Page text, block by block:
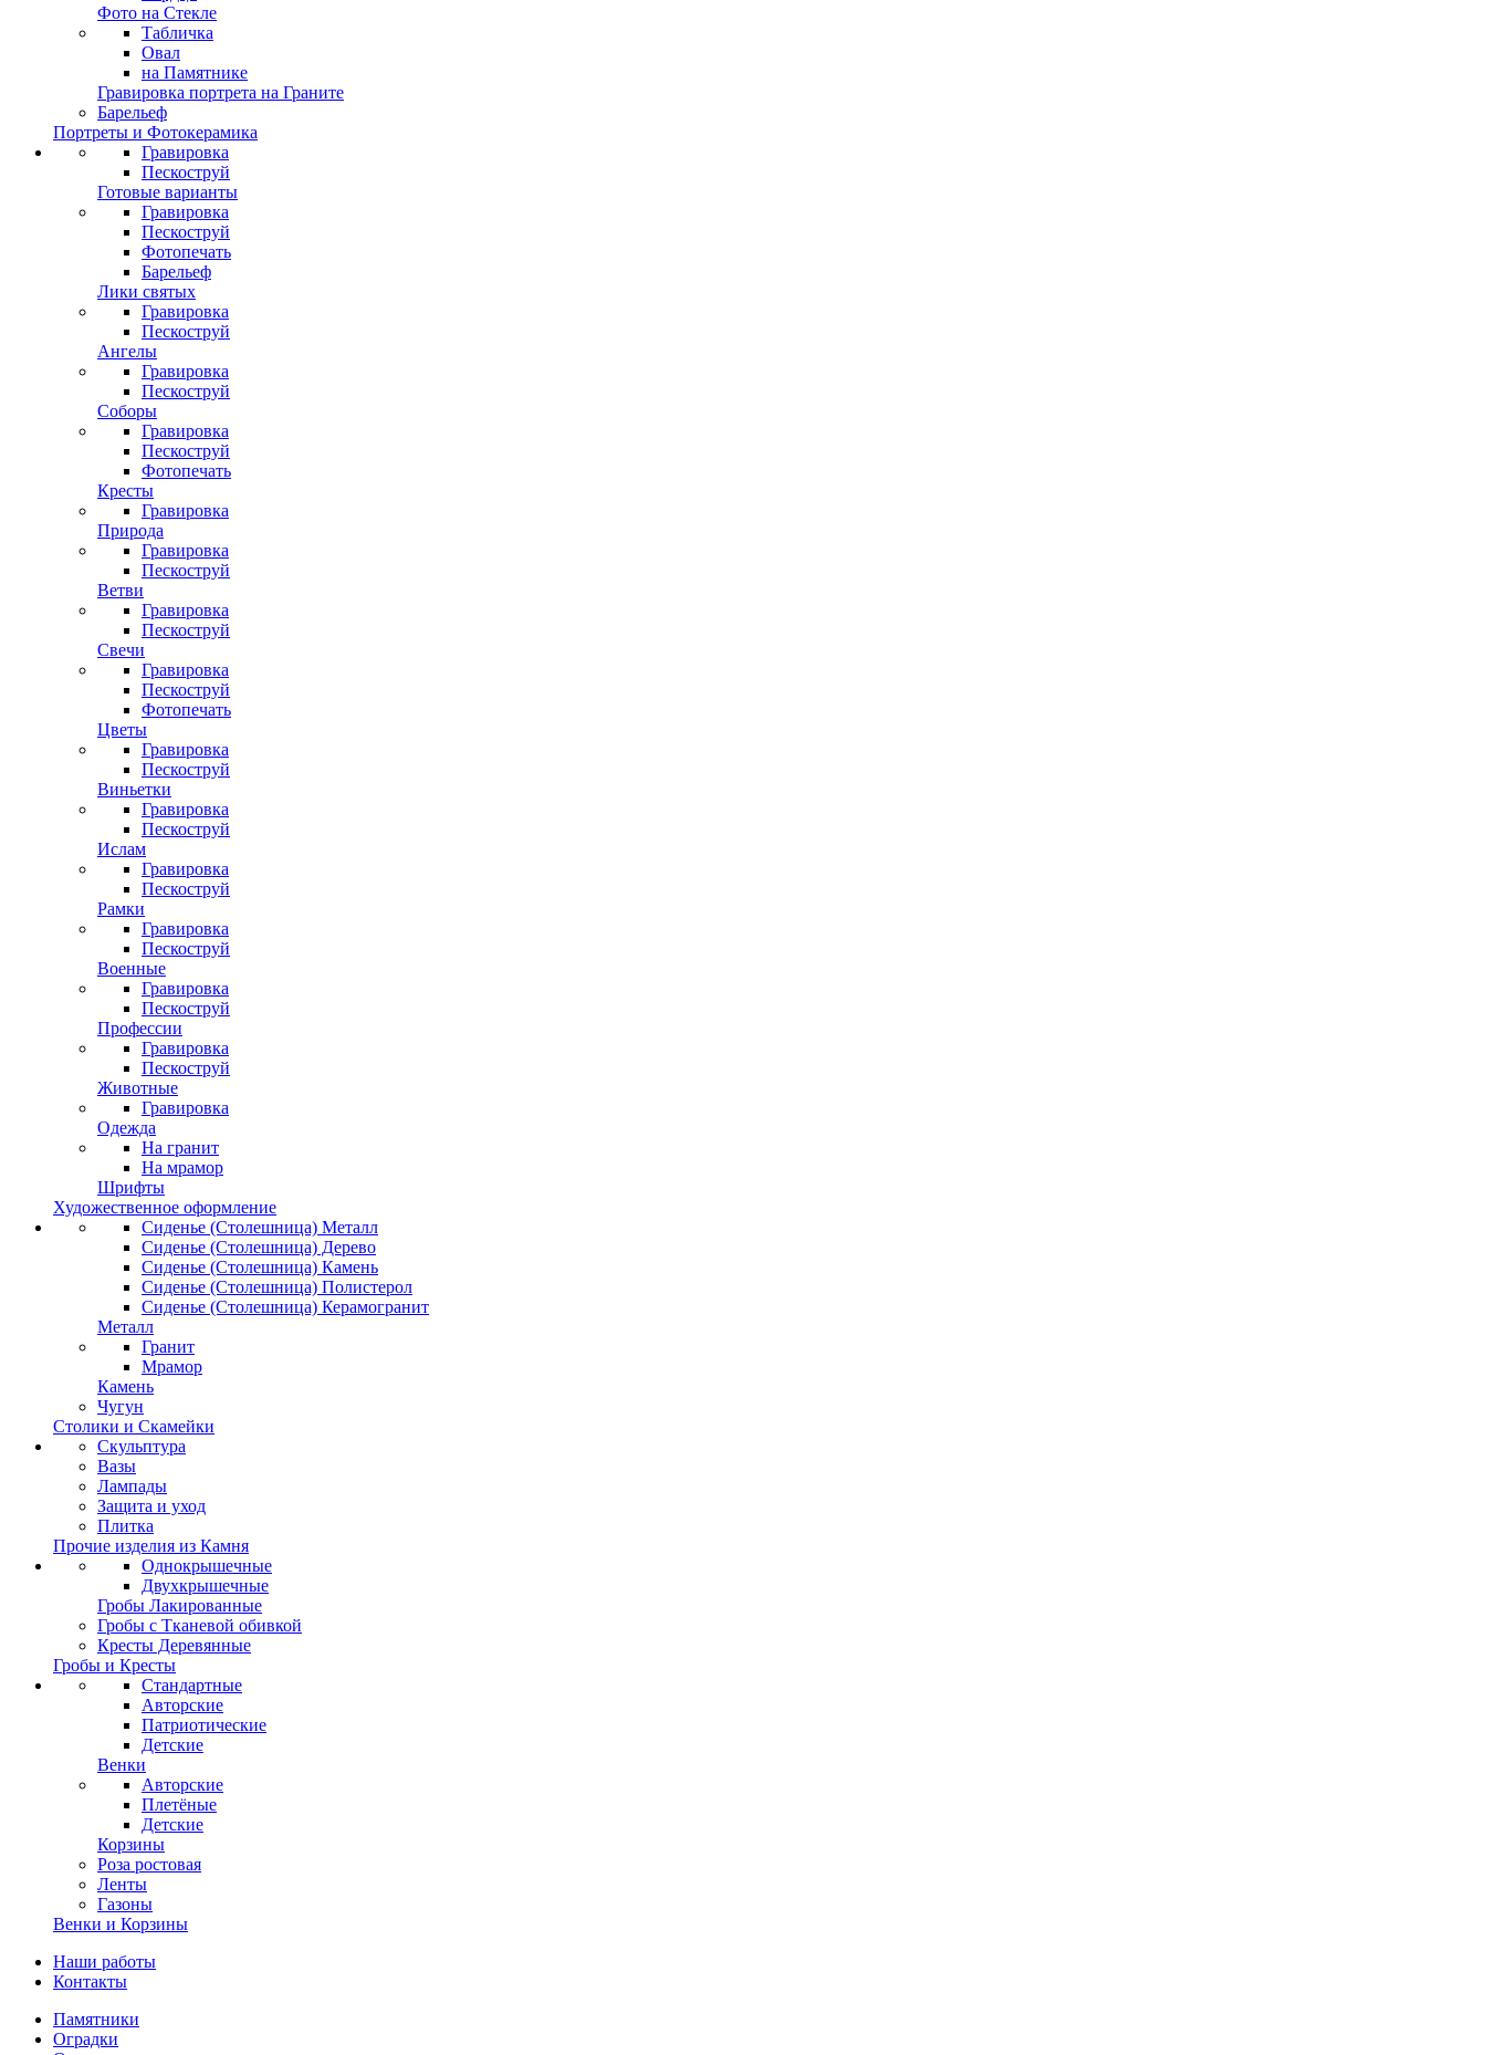
Фото на Стекле
Табличка
Овал
на Памятнике
Гравировка портрета на Граните
Барельеф
Портреты и Фотокерамика
Гравировка
Пескоструй
Готовые варианты
Гравировка
Пескоструй
Фотопечать
Барельеф
Лики святых
Гравировка
Пескоструй
Ангелы
Гравировка
Пескоструй
Соборы
Гравировка
Пескоструй
Фотопечать
Кресты
Гравировка
Природа
Гравировка
Пескоструй
Ветви
Гравировка
Пескоструй
Свечи
Гравировка
Пескоструй
Фотопечать
Цветы
Гравировка
Пескоструй
Виньетки
Гравировка
Пескоструй
Ислам
Гравировка
Пескоструй
Рамки
Гравировка
Пескоструй
Военные
Гравировка
Пескоструй
Профессии
Гравировка
Пескоструй
Животные
Гравировка
Одежда
На гранит
На мрамор
Шрифты
Художественное оформление
Сиденье (Столешница) Металл
Сиденье (Столешница) Дерево
Сиденье (Столешница) Камень
Сиденье (Столешница) Полистерол
Сиденье (Столешница) Керамогранит
Металл
Гранит
Мрамор
Камень
Чугун
Столики и Скамейки
Скульптура
Вазы
Лампады
Защита и уход
Плитка
Прочие изделия из Камня
Однокрышечные
Двухкрышечные
Гробы Лакированные
Гробы с Тканевой обивкой
Кресты Деревянные
Гробы и Кресты
Стандартные
Авторские
Патриотические
Детские
Венки
Авторские
Плетёные
Детские
Корзины
Роза ростовая
Ленты
Газоны
Венки и Корзины
Наши работы
Контакты
Памятники
Оградки